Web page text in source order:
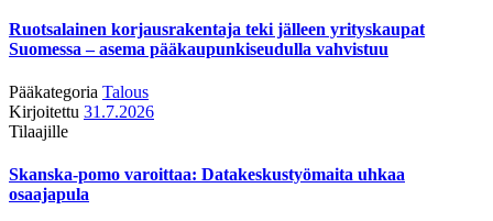
Ruotsalainen korjausrakentaja teki jälleen yrityskaupat
Suomessa – asema pääkaupunkiseudulla vahvistuu
Pääkategoria Talous
Kirjoitettu 31.7.2026
Tilaajille
Skanska-pomo varoittaa: Datakeskustyömaita uhkaa
osaajapula